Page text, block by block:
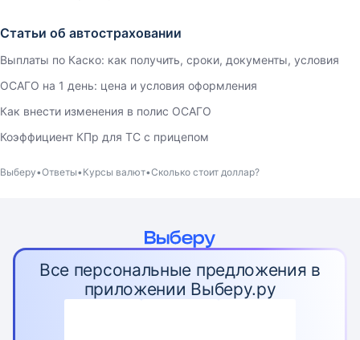
Статьи об автостраховании
Выплаты по Каско: как получить, сроки, документы, условия
ОСАГО на 1 день: цена и условия оформления
Как внести изменения в полис ОСАГО
Коэффициент КПр для ТС с прицепом
Выберу Ответы Курсы валют Сколько стоит доллар?
Все персональные предложения в
приложении Выберу.ру